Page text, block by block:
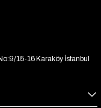
15-16 Karaköy İstanbul